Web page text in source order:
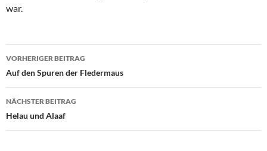
war.
Beitragsnavigation
VORHERIGER BEITRAG
Auf den Spuren der Fledermaus
NÄCHSTER BEITRAG
Helau und Alaaf